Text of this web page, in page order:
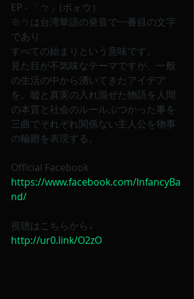
EP - 「ㄅ」(ボォウ）
※ㄅは台湾華語の発音で一番目の文字
であり、
すべての始まりという意味です。
見た目が不気味なテーマですが、一般
の生活の中から湧いてきたアイデア
を、嘘と真実の入れ混ぜた物語を人間
の本質と社会のルールぶつかった事を
三曲でそれぞれ関係ない主人公を物事
の輪廻を表現する。
Official Facebook
https://www.facebook.com/InfancyBa
nd/
視聴はこちらから↓
http://ur0.link/O2zO